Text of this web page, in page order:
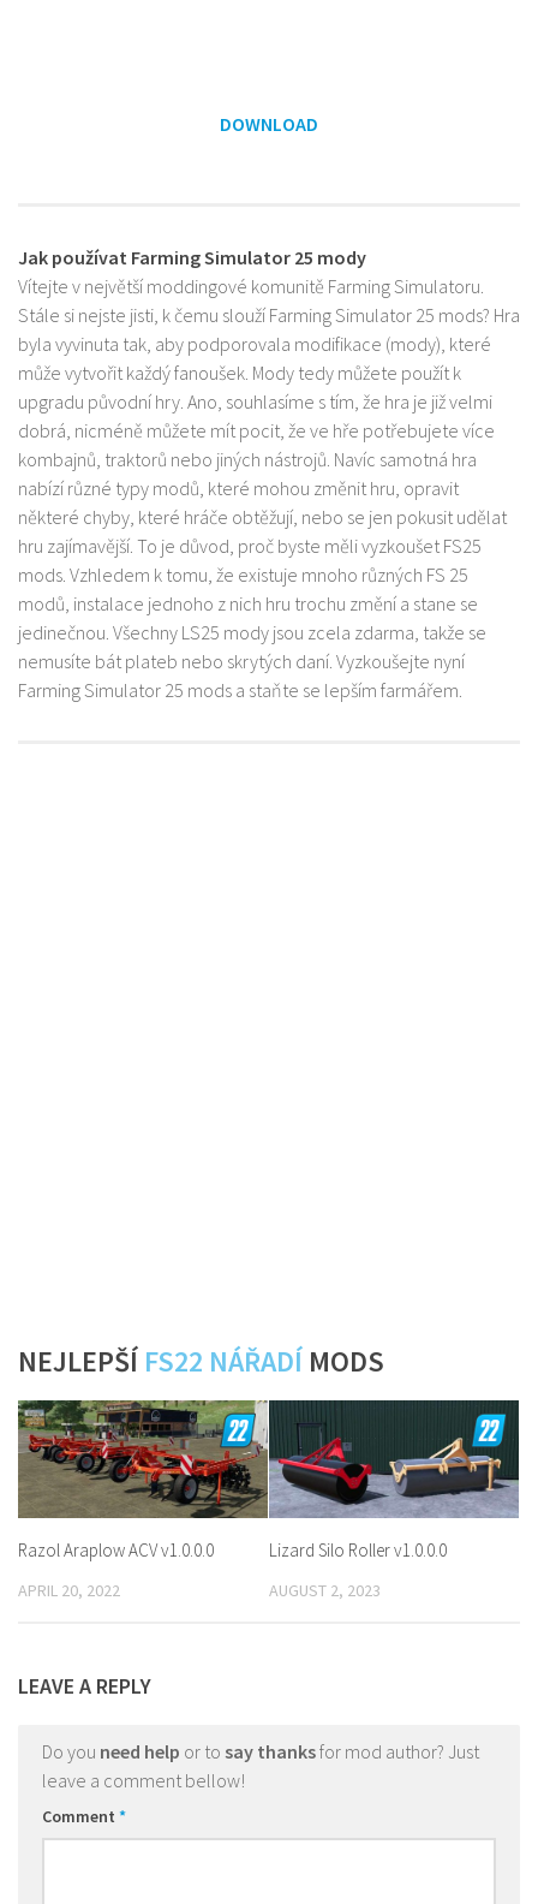
DOWNLOAD
Jak používat Farming Simulator 25 mody
Vítejte v největší moddingové komunitě Farming Simulatoru.
Stále si nejste jisti, k čemu slouží Farming Simulator 25 mods? Hra
byla vyvinuta tak, aby podporovala modifikace (mody), které
může vytvořit každý fanoušek. Mody tedy můžete použít k
upgradu původní hry. Ano, souhlasíme s tím, že hra je již velmi
dobrá, nicméně můžete mít pocit, že ve hře potřebujete více
kombajnů, traktorů nebo jiných nástrojů. Navíc samotná hra
nabízí různé typy modů, které mohou změnit hru, opravit
některé chyby, které hráče obtěžují, nebo se jen pokusit udělat
hru zajímavější. To je důvod, proč byste měli vyzkoušet FS25
mods. Vzhledem k tomu, že existuje mnoho různých FS 25
modů, instalace jednoho z nich hru trochu změní a stane se
jedinečnou. Všechny LS25 mody jsou zcela zdarma, takže se
nemusíte bát plateb nebo skrytých daní. Vyzkoušejte nyní
Farming Simulator 25 mods a staňte se lepším farmářem.
NEJLEPŠÍ FS22 NÁŘADÍ MODS
Razol Araplow ACV v1.0.0.0
APRIL 20, 2022
Lizard Silo Roller v1.0.0.0
AUGUST 2, 2023
LEAVE A REPLY
Do you need help or to say thanksfor mod author? Just
leave a comment bellow!
Comment *